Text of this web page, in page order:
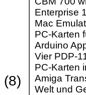
(8)
Enterprise
Mac
PC­-Karten
Arduino
Vier PDP­-
PC-Karten
Amiga
Welt und